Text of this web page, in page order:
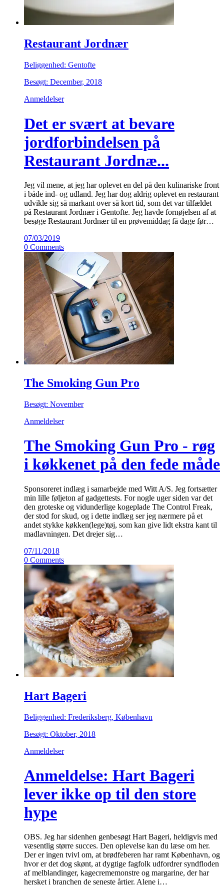
Restaurant Jordnær
Beliggenhed: Gentofte
Besøgt: December, 2018
Anmeldelser
Det er svært at bevare
jordforbindelsen på
Restaurant Jordnæ...
Jeg vil mene, at jeg har oplevet en del på den kulinariske front
i både ind- og udland. Jeg har dog aldrig oplevet en restaurant
udvikle sig så markant over så kort tid, som det var tilfældet
på Restaurant Jordnær i Gentofte. Jeg havde fornøjelsen af at
besøge Restaurant Jordnær til en prøvemiddag få dage før…
07/03/2019
0 Comments
The Smoking Gun Pro
Besøgt: November
Anmeldelser
The Smoking Gun Pro - røg
i køkkenet på den fede måde
Sponsoreret indlæg i samarbejde med Witt A/S. Jeg fortsætter
min lille føljeton af gadgettests. For nogle uger siden var det
den groteske og vidunderlige kogeplade The Control Freak,
der stod for skud, og i dette indlæg ser jeg nærmere på et
andet stykke køkken(lege)tøj, som kan give lidt ekstra kant til
madlavningen. Det drejer sig…
07/11/2018
0 Comments
Hart Bageri
Beliggenhed: Frederiksberg, København
Besøgt: Oktober, 2018
Anmeldelser
Anmeldelse: Hart Bageri
lever ikke op til den store
hype
OBS. Jeg har sidenhen genbesøgt Hart Bageri, heldigvis med
væsentlig større succes. Den oplevelse kan du læse om her.
Der er ingen tvivl om, at brødfeberen har ramt København, og
hvor er det dog skønt, at dygtige fagfolk udfordrer syndfloden
af melblandinger, kagecrememonstre og margarine, der har
hersket i branchen de seneste årtier. Alene i…